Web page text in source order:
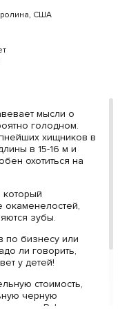
США
мысли о
голодном.
хищников в
в 15-16 м и
охотиться на
окаменелостей,
зубы.
по бизнесу или
ли говорить,
у детей!
стоимость,
черную
Paleo